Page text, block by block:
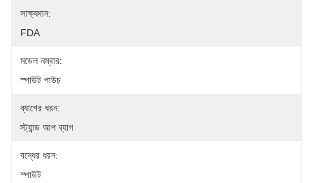
সাক্ষ্যদান:
FDA
মডেল নম্বার:
স্পাউট পাউচ
ব্যাগের ধরন:
স্ট্যান্ড আপ ব্যাগ
বন্ধের ধরন:
স্পাউট